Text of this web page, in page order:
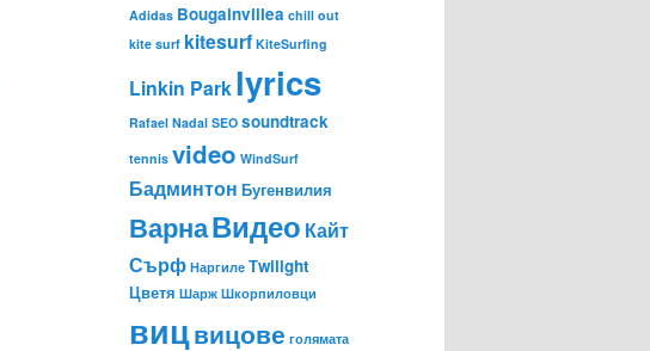
Adidas Bougainvillea chill out
kite surf kitesurf KiteSurfing
Linkin Parklyrics
Rafael Nadal SEO soundtrack
tennis video WindSurf
Бадминтон Бугенвилия
ВарнаВидео Кайт
Сърф Наргиле Тwilight
Цветя Шарж Шкорпиловци
вицвицове голямата